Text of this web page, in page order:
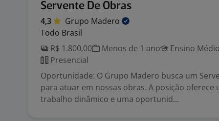
Servente De Obras
4,3 Grupo Madero
Todo Brasil
R$ 1.800,00
Menos de 1 ano
Ensino
Presencial
Oportunidade: O Grupo Madero busca um
para atuar em nossas obras. A posição oferece
trabalho dinâmico e uma oportunid...